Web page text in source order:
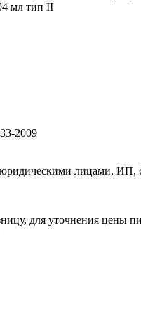
мл тип II
2009
лицами, ИП,
для уточнения цены